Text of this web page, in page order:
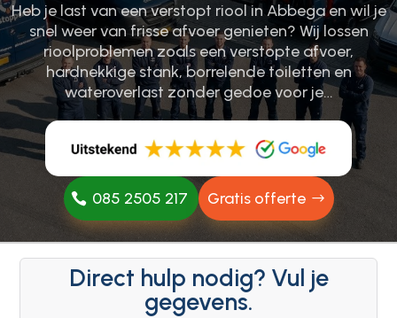
Heb je last van een verstopt riool in Abbega en wil je
snel weer van frisse afvoer genieten? Wij lossen
rioolproblemen zoals een verstopte afvoer,
hardnekkige stank, borrelende toiletten en
wateroverlast zonder gedoe voor je…
085 2505 217 Gratis offerte
Direct hulp nodig? Vul je
gegevens.